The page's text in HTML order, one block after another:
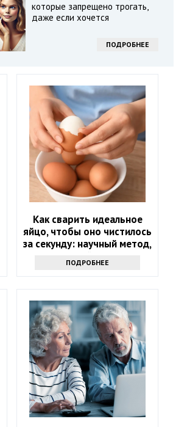
которые запрещено трогать,
даже если хочется
ПОДРОБНЕЕ
Как сварить идеальное
яйцо, чтобы оно чистилось
за секунду: научный метод,
основанный на физике
ПОДРОБНЕЕ